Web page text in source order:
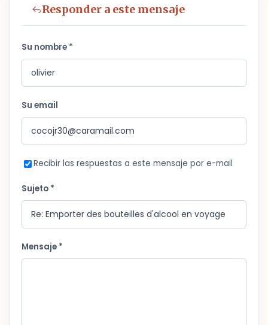
Responder a este mensaje
Su nombre *
Su email
Recibir las respuestas a este mensaje por e-mail
Sujeto *
Mensaje *